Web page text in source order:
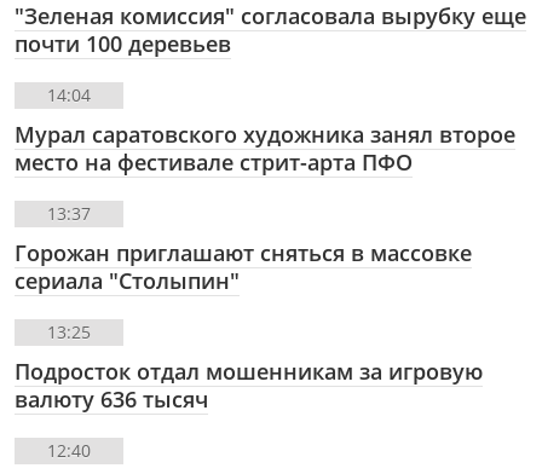
"Зеленая комиссия" согласовала вырубку еще
почти 100 деревьев
14:04
Мурал саратовского художника занял второе
место на фестивале стрит-арта ПФО
13:37
Горожан приглашают сняться в массовке
сериала "Столыпин"
13:25
Подросток отдал мошенникам за игровую
валюту 636 тысяч
12:40